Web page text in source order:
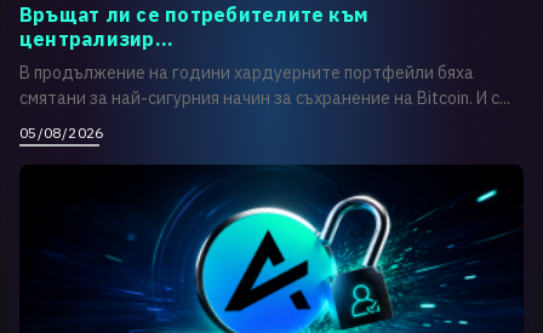
Връщат ли се потребителите към
централизир...
В продължение на години хардуерните портфейли бяха
смятани за най-сигурния начин за съхранение на Bitcoin. И с...
05/08/2026